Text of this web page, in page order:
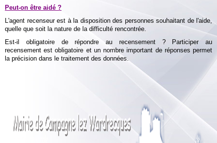
Peut-on être aidé ?
L'agent recenseur est à la disposition des personnes souhaitant de l'aide,
quelle que soit la nature de la difficulté rencontrée.
Est-il obligatoire de répondre au recensement ? Participer au
recensement est obligatoire et un nombre important de réponses permet
la précision dans le traitement des données.